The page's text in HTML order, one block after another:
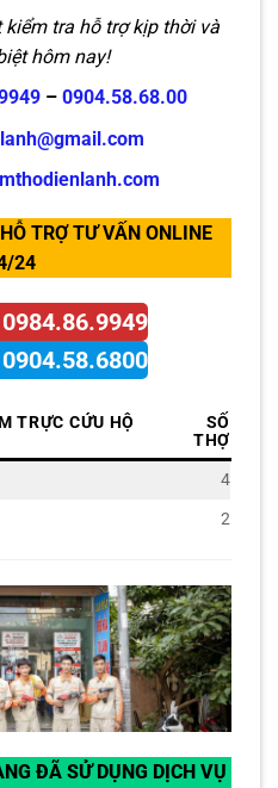
tra hỗ trợ kịp thời và
hôm nay!
– 0904.58.68.00
TRỢ TƯ VẤN ONLINE
24
TRỰC CỨU HỘ
SỐ
THỢ
4
2
ĐÃ SỬ DỤNG DỊCH VỤ